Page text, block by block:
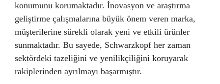
konumunu korumaktadır. İnovasyon ve araştırma
geliştirme çalışmalarına büyük önem veren marka,
müşterilerine sürekli olarak yeni ve etkili ürünler
sunmaktadır. Bu sayede, Schwarzkopf her zaman
sektördeki tazeliğini ve yenilikçiliğini koruyarak
rakiplerinden ayrılmayı başarmıştır.